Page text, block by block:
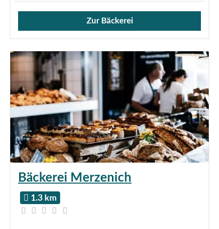
Verkauf von Brötchen,
Zur Bäckerei
Bäckerei Merzenich
1.3 km